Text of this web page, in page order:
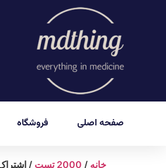
صفحه اصلی فروشگاه
خانه / 2000 تست / اشتراک